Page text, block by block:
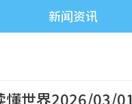
新闻资讯
懂世界2026/03/01